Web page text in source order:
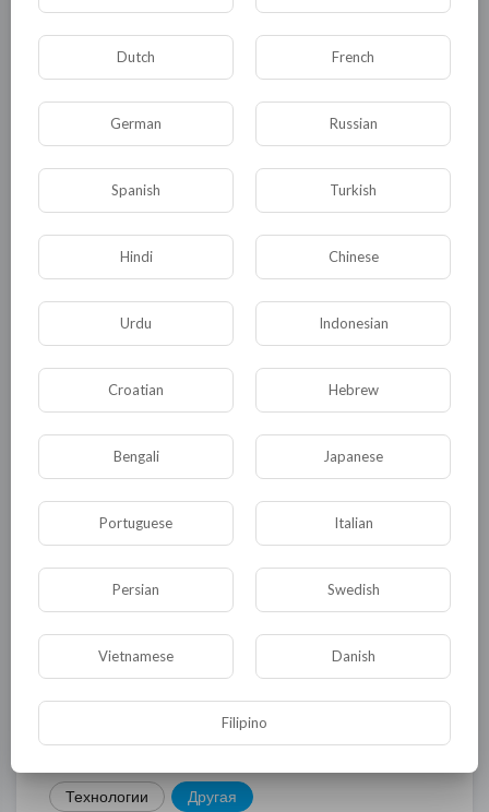
Опубликовать
Комментариев нет
КАТЕГОРИИ
Общая Политика В мире
Общество Происшествия События
Комедия Развлечение
Технологии Другая
Dutch French
German Russian
Spanish Turkish
Hindi Chinese
Urdu Indonesian
Croatian Hebrew
Bengali Japanese
Portuguese Italian
Persian Swedish
Vietnamese Danish
Filipino